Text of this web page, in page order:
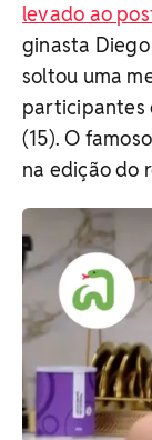
levado ao
ginasta
soltou uma
participantes
(15). O
na edição do